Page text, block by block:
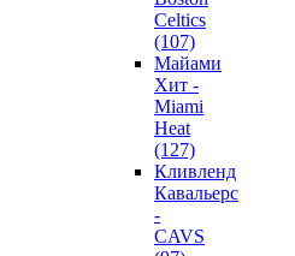
Celtics
(107)
Майами
Хит -
Miami
Heat
(127)
Кливленд
Кавальерс
-
CAVS